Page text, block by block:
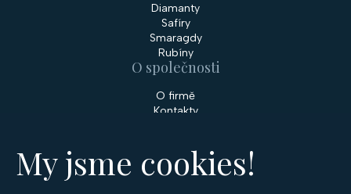
My jsme cookies!
Diamanty
Safíry
Smaragdy
Rubíny
O společnosti
O firmě
Kontakty
Služby